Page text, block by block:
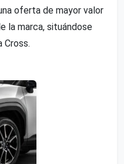
oferta de mayor valor
la marca, situándose
Cross.